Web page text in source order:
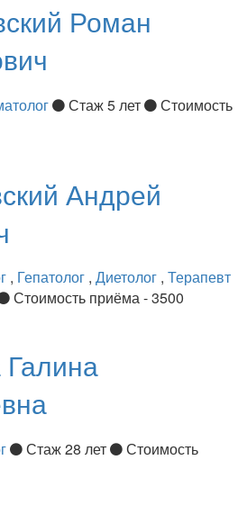
Роман
Стаж 5 лет
Стоимость
Андрей
, Гепатолог , Диетолог , Терапевт
Стоимость приёма - 3500
Галина
Стаж 28 лет
Стоимость